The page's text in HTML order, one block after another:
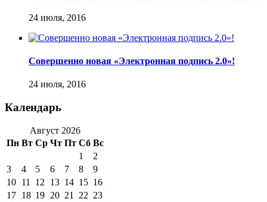
24 июля, 2016
Совершенно новая «Электронная подпись 2.0»!
24 июля, 2016
Календарь
Август 2026
Пн Вт Ср Чт Пт Сб Вс
1
2
3
4 5 6 7 8
9
10 11 12 13 14 15 16
17 18 19 20 21 22 23